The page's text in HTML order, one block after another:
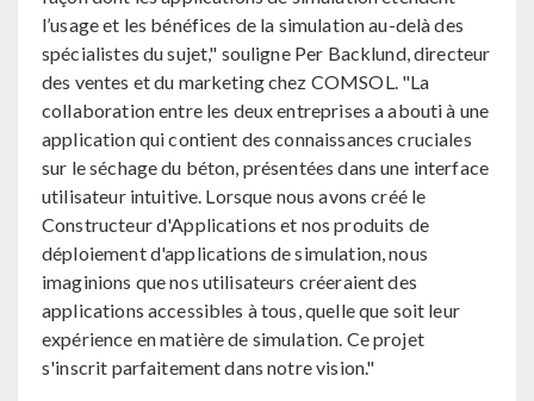
l’usage et les bénéfices de la simulation au-delà des
spécialistes du sujet," souligne Per Backlund, directeur
des ventes et du marketing chez COMSOL. "La
collaboration entre les deux entreprises a abouti à une
application qui contient des connaissances cruciales
sur le séchage du béton, présentées dans une interface
utilisateur intuitive. Lorsque nous avons créé le
Constructeur d'Applications et nos produits de
déploiement d'applications de simulation, nous
imaginions que nos utilisateurs créeraient des
applications accessibles à tous, quelle que soit leur
expérience en matière de simulation. Ce projet
s'inscrit parfaitement dans notre vision."